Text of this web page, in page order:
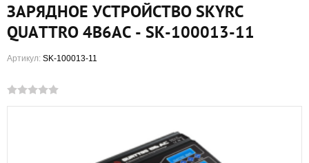
ЗАРЯДНОЕ УСТРОЙСТВО SKYRC
QUATTRO 4B6AC - SK-100013-11
Артикул: SK-100013-11